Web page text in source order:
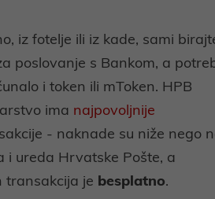
iz fotelje ili iz kade, sami
poslovanje s Bankom, a
i token ili mToken. HPB
ima najpovoljnije
- naknade su niže nego
i ureda Hrvatske Pošte, a
transakcija je besplatno.